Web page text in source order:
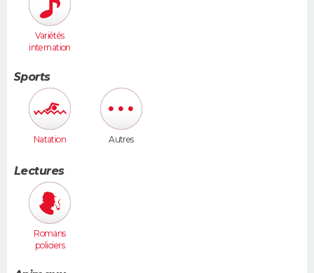
Variétés
internation
Sports
Natation Autres
Lectures
Romans
policiers